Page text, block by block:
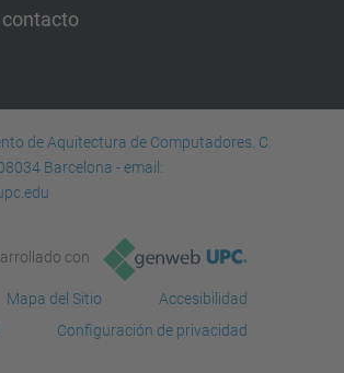
de Aquitectura de Computadores. C.
Barcelona - email:
con
Mapa del Sitio
Accesibilidad
Configuración de privacidad